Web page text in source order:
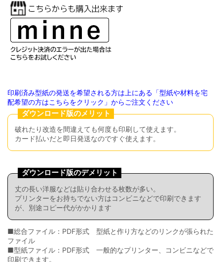
印刷済み型紙の発送を希望される方は上にある「型紙や材料を宅
配希望の方はこちらをクリック」からご注文ください
ダウンロード版のメリット
破れたり改造を間違えても何度も印刷して使えます。
カード払いだと即日発送なのですぐ使えます。
ダウンロード版のデメリット
丈の長い洋服などは貼り合わせる枚数が多い。
プリンターをお持ちでない方はコンビニなどで印刷できます
が、別途コピー代がかかります
■総合ファイル：PDF形式 型紙と作り方などのリンクが張られた
ファイル
■型紙ファイル：PDF形式 一般的なプリンター、コンビニなどで
印刷できます。